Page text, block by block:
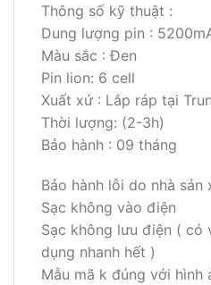
Thông số kỹ thuật :
Dung lượng pin :
Màu sắc : Đen
Pin lion: 6 cell
Xuất xứ : Lắp ráp tại
Thời lượng: (2-3h)
Bảo hành : 09 tháng
Bảo hành lỗi do nhà sản
Sạc không vào điện
Sạc không lưu điện ( có
dụng nhanh hết )
Mẫu mã k đúng với hình